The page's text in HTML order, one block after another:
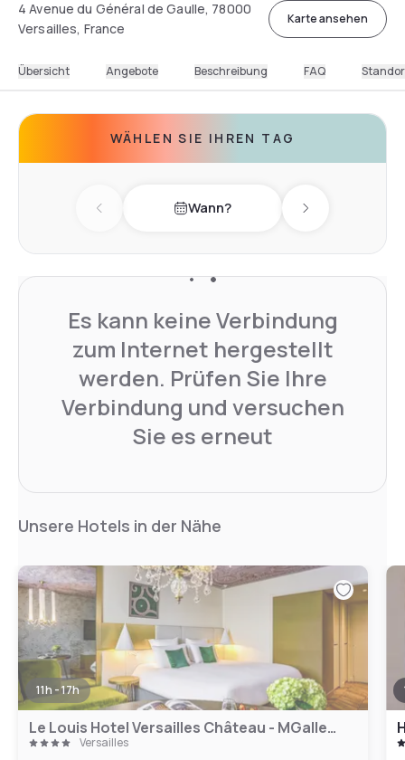
4 Avenue du Général de Gaulle, 78000
Versailles, France
Karte ansehen
Übersicht Angebote Beschreibung FAQ
WÄHLEN SIE IHREN TAG
Previous day Wann? Next day
Es kann keine Verbindung
zum Internet hergestellt
werden. Prüfen Sie Ihre
Verbindung und versuchen
Sie es erneut
Unsere Hotels in der Nähe
11h - 17h
Le Louis Hotel Versailles Château - MGallery Coll.
Versailles